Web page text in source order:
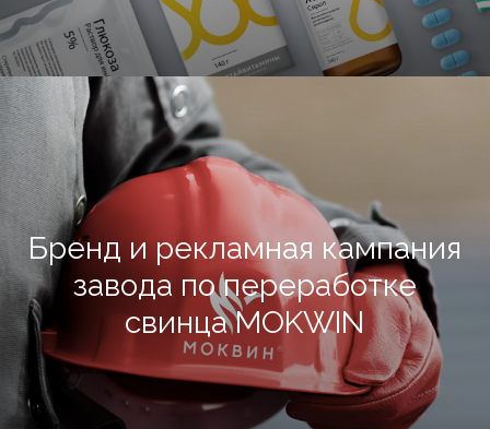
Бренд и рекламная кампания
завода по переработке
свинца MOKWIN